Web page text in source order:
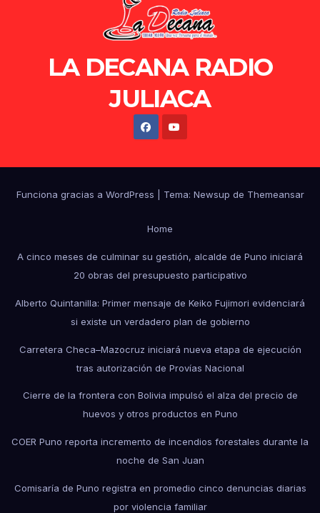
LA DECANA RADIO
JULIACA
Funciona gracias a WordPress Tema: Newsup de Themeansar
Home
A cinco meses de culminar su gestión, alcalde de Puno iniciará
20 obras del presupuesto participativo
Alberto Quintanilla: Primer mensaje de Keiko Fujimori evidenciará
si existe un verdadero plan de gobierno
Carretera Checa–Mazocruz iniciará nueva etapa de ejecución
tras autorización de Provías Nacional
Cierre de la frontera con Bolivia impulsó el alza del precio de
huevos y otros productos en Puno
COER Puno reporta incremento de incendios forestales durante la
noche de San Juan
Comisaría de Puno registra en promedio cinco denuncias diarias
por violencia familiar